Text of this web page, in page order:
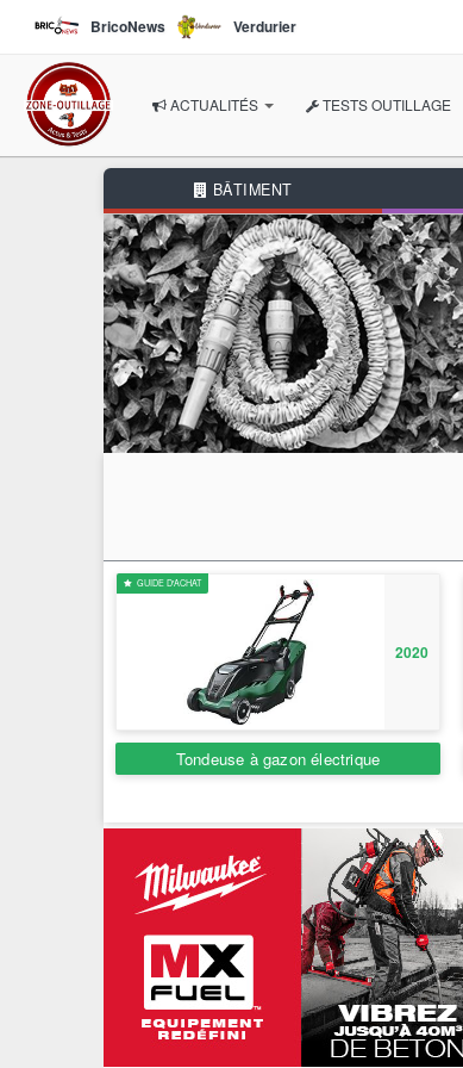
BricoNews Verdurier
ACTUALITÉS
NOS THÉMATIQUES
BÂTIMENT
INDUSTRIE
AUTOMOBILE
BRICOLAGE
JARDIN
ÉVÈNEMENTS / REPORTAGES
LOISIRS CRÉATIFS / DIY
CONCOURS
VIDÉOS
TESTS OUTILLAGE
BÂTIMENT
GUIDE D'ACHAT
2020
Tondeuse à gazon électrique